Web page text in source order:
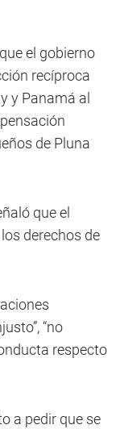
el gobierno
recíproca
y Panamá al
de Pluna
que el
derechos de
“no
respecto
a pedir que se